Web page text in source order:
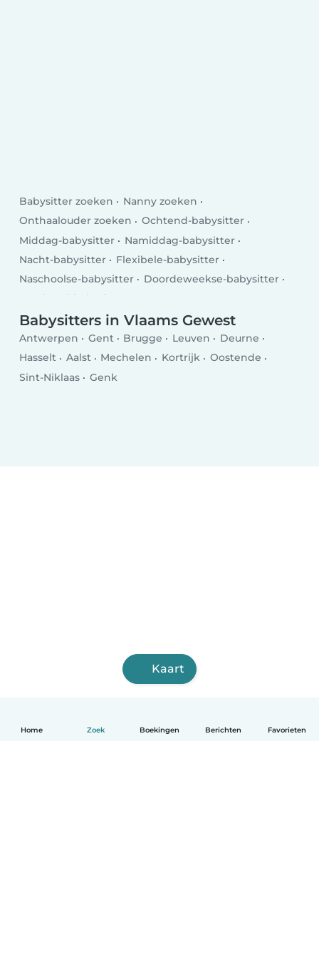
Home Zoek Boekingen Berichten Favorieten
Babysitter zoeken
Nanny zoeken
Onthaalouder zoeken
Ochtend-babysitter
Middag-babysitter
Namiddag-babysitter
Nacht-babysitter
Flexibele-babysitter
Naschoolse-babysitter
Doordeweekse-babysitter
Weekend-babysitter
Babysitters in Vlaams Gewest
Antwerpen Gent Brugge Leuven
Deurne
Hasselt
Aalst Mechelen Kortrijk
Oostende
Sint-Niklaas
Genk
Kaart